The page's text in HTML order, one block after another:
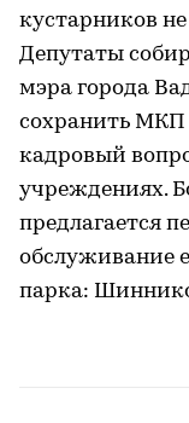
кустарников
Депутаты
мэра города
сохранить МКП
кадровый
учреждениях.
предлагается
обслуживание
парка: